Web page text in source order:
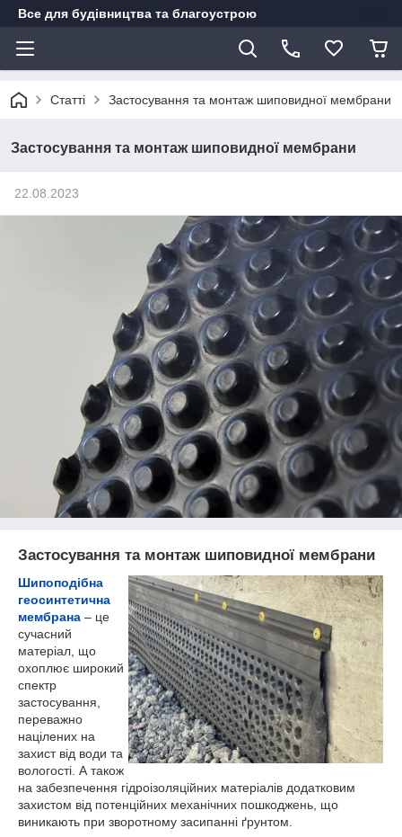
Все для будівництва та благоустрою
Статті Застосування та монтаж шиповидної мембрани
Застосування та монтаж шиповидної мембрани
22.08.2023
Застосування та монтаж шиповидної мембрани
Шипоподібна
геосинтетична
мембрана – це
сучасний
матеріал, що
охоплює широкий
спектр
застосування,
переважно
націлених на
захист від води та
вологості. А також
на забезпечення гідроізоляційних матеріалів додатковим
захистом від потенційних механічних пошкоджень, що
виникають при зворотному засипанні ґрунтом.